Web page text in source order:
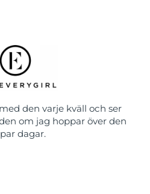
den varje kväll och ser
om jag hoppar över den
dagar.